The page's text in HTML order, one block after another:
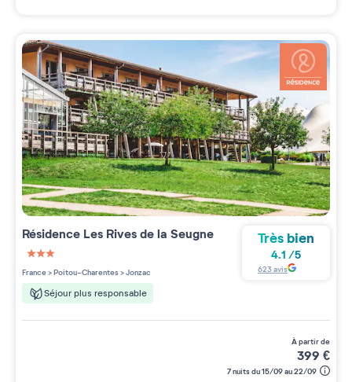
Résidence Les Rives de la Seugne
3 étoiles sur 5
France>Poitou-Charentes>Jonzac
Séjour plus responsable
Très bien
4.1 /5
623avis
à partir de
399 €
7 nuits du 15/09 au 22/09